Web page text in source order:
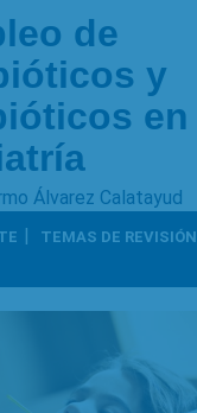
de
y
en
Álvarez Calatayud
| TEMAS DE REVISIÓN